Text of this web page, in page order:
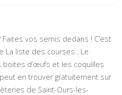
vos semis dedans ! C’est
La liste des courses : Le
boites d’œufs et les coquilles
en trouver gratuitement sur
de Saint-Ours-les-